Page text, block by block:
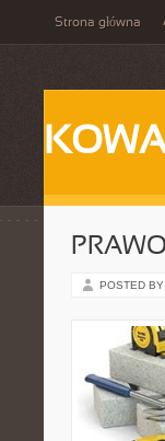
Strona główna
POSTED BY